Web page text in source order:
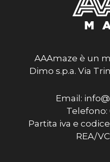
AAAmaze è un
Dimo s.p.a. Via
Email:
Telefono:
Partita iva e
REA/